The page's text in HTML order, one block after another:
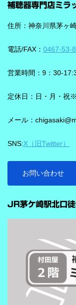
音が同時に耳に入っ
ことばと不要な雑音
やすくする設計と考
Neural Network）チ
を支える役割を担う
作し、1日あたり4.9
ビビアの注目機能の
ストをつけることで
雑音抑制機能です。
が“周囲の音を全部
し、7クラスならデー
ズ」ならより聞き取
もロックオン機能を
補聴器専門店ミラ
住所：神奈川県茅ヶ
電話/FAX： 0467-53-
営業時間：9：30-
定休日：日・月・祝
メール：
SNS:X（旧Twitter）
お問い合わせ
JR茅ケ崎駅北口